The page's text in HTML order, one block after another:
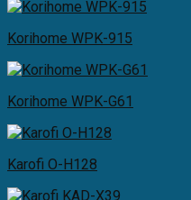
Korihome WPK-915
Korihome WPK-G61
Karofi O-H128